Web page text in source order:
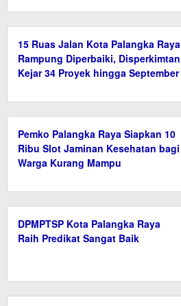
15 Ruas Jalan Kota Palangka Raya
Rampung Diperbaiki, Disperkimtan
Kejar 34 Proyek hingga September
Pemko Palangka Raya Siapkan 10
Ribu Slot Jaminan Kesehatan bagi
Warga Kurang Mampu
DPMPTSP Kota Palangka Raya
Raih Predikat Sangat Baik